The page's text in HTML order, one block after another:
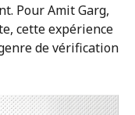
Pour Amit Garg,
cette expérience
de vérification